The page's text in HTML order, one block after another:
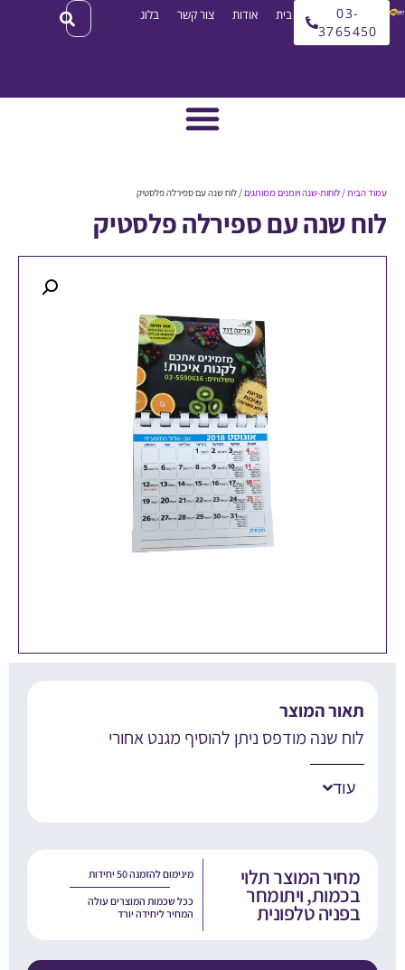
עמוד בית אודות צור קשר בלוג
לוחות-שנה ויומנים ממותגים/ לוח שנה עם ספירלה פלסטיק
שנה עם ספירלה פלסטיק
המוצר
שנה מודפס ניתן להוסיף מגנט אחורי
המוצר תלוי
ויתומחר
טלפונית
מינימום להזמנה 50 יחידות
ככל שכמות המוצרים עולה
המחיר ליחידה יורד